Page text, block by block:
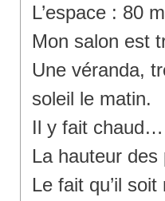
L’espace : 80
Mon salon est
Une véranda,
soleil le matin.
Il y fait chaud…
La hauteur
Le fait qu’il